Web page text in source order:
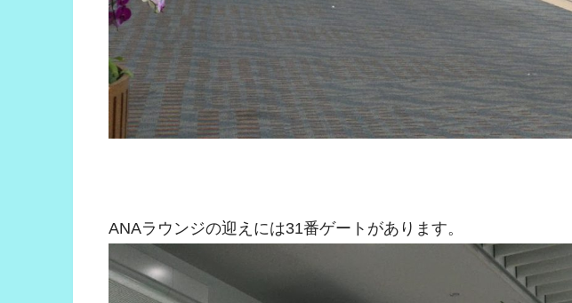
ANAラウンジの迎えには31番ゲートがあります。